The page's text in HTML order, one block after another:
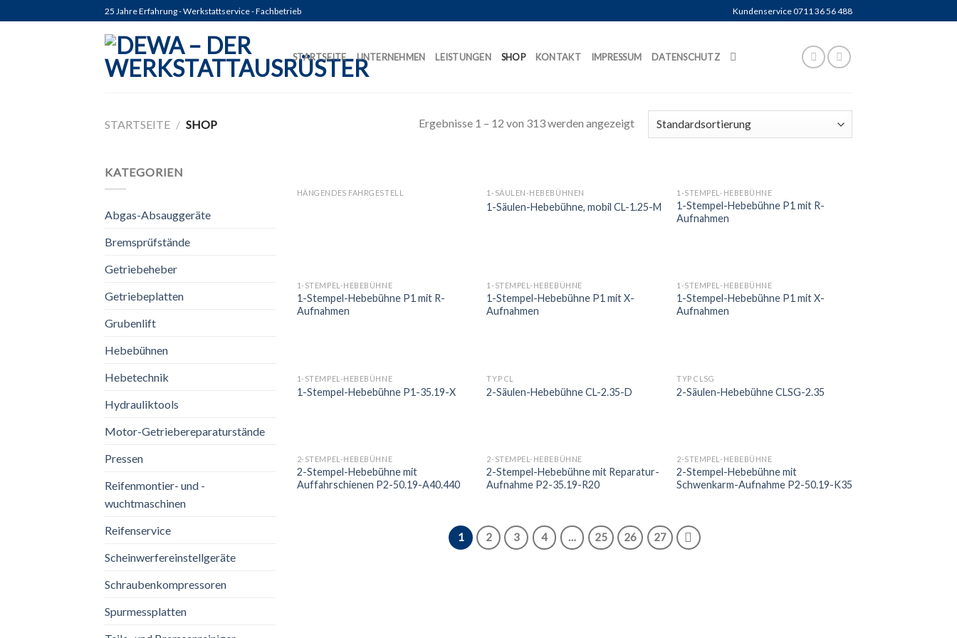
to
25 Jahre Erfahrung - Werkstattservice - Fachbetrieb Kundenservice 0711 36 56 488
STARTSEITE UNTERNEHMEN LEISTUNGEN SHOP KONTAKT IMPRESSUM DATENSCHUTZ
STARTSEITE / SHOP Ergebnisse 1 – 12 von 313 werden angezeigt
KATEGORIEN
Abgas-Absauggeräte
Bremsprüfstände
Getriebeheber
Getriebeplatten
Grubenlift
Hebebühnen
Hebetechnik
Hydrauliktools
Motor-Getriebereparaturstände
Pressen
Reifenmontier- und -
wuchtmaschinen
Reifenservice
Scheinwerfereinstellgeräte
Schraubenkompressoren
Spurmessplatten
HÄNGENDES FAHRGESTELL 1-SÄULEN-HEBEBÜHNEN
1-Säulen-Hebebühne, mobil CL-1.25-M
1-STEMPEL-HEBEBÜHNE
1-Stempel-Hebebühne P1 mit R-
Aufnahmen
1-STEMPEL-HEBEBÜHNE
1-Stempel-Hebebühne P1 mit R-
Aufnahmen
1-STEMPEL-HEBEBÜHNE
1-Stempel-Hebebühne P1 mit X-
Aufnahmen
1-STEMPEL-HEBEBÜHNE
1-Stempel-Hebebühne P1 mit X-
Aufnahmen
1-STEMPEL-HEBEBÜHNE
1-Stempel-Hebebühne P1-35.19-X
TYP CL
2-Säulen-Hebebühne CL-2.35-D
TYP CLSG
2-Säulen-Hebebühne CLSG-2.35
2-STEMPEL-HEBEBÜHNE
2-Stempel-Hebebühne mit
Auffahrschienen P2-50.19-A40.440
2-STEMPEL-HEBEBÜHNE
2-Stempel-Hebebühne mit Reparatur-
Aufnahme P2-35.19-R20
2-STEMPEL-HEBEBÜHNE
2-Stempel-Hebebühne mit
Schwenkarm-Aufnahme P2-50.19-K35
1 2 3 4 … 25 26 27